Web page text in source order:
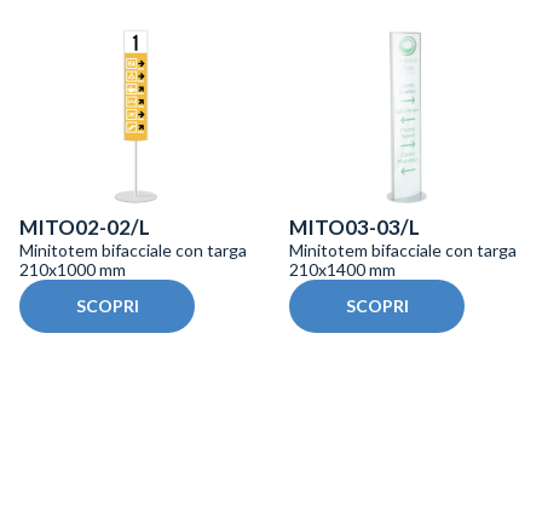
MITO02-02/L
Minitotem bifacciale con targa
210x1000 mm
SCOPRI
MITO03-03/L
Minitotem bifacciale con targa
210x1400 mm
SCOPRI